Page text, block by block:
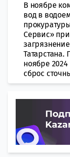
В ноябре
вод в
Сервис»
Татарстана.
ноябре
сброс